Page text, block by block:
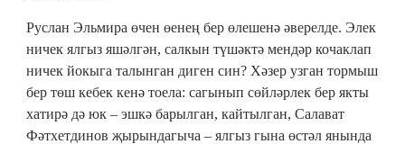
Руслан Эльмира өчен өенең бер өлешенә әверелде. Элек
ничек ялгыз яшәлгән, салкын түшәктә мендәр кочаклап
ничек йокыга талынган диген син? Хәзер узган тормыш
бер төш кебек кенә тоела: сагынып сөйләрлек бер якты
хатирә дә юк – эшкә барылган, кайтылган, Салават
Фәтхетдинов җырындагыча – ялгыз гына өстәл янында